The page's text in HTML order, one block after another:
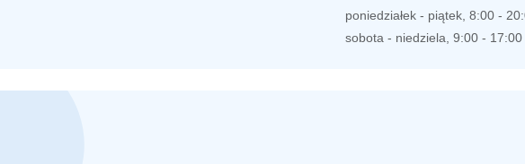
poniedziałek - piątek, 8:00 -
sobota - niedziela, 9:00 - 17:00